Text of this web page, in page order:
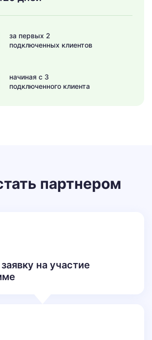
за первых 2
подключенных клиентов
начиная с 3
подключенного клиента
партнером
на участие